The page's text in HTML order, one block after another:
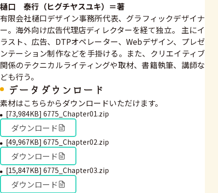
樋口 泰行（ヒグチヤスユキ）＝著
有限会社樋口デザイン事務所代表、グラフィックデザイナ
ー。海外向け広告代理店ディレクターを経て独立。 主にイ
ラスト、広告、DTPオペレーター、Webデザイン、プレゼ
ンテーション制作などを手掛ける。また、クリエイティブ
関係のテクニカルライティングや取材、書籍執筆、講師な
ども行う。
データダウンロード
素材はこちらからダウンロードいただけます。
[73,984KB] 6775_Chapter01.zip
ダウンロード
[49,967KB] 6775_Chapter02.zip
ダウンロード
[15,847KB] 6775_Chapter03.zip
ダウンロード